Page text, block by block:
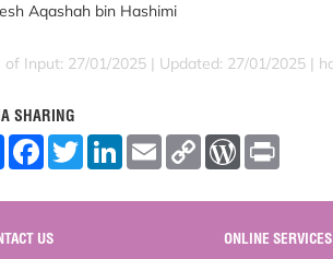
Aqashah bin Hashimi
of Input: 27/01/2025 | Updated: 27/01/2025 |
SHARING
S
F
o
o
T
w
L
E
m
C
W
r
e
US ONLINE SERVICES